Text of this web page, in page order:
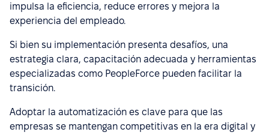
impulsa la eficiencia, reduce errores y mejora la
experiencia del empleado.
Si bien su implementación presenta desafíos, una
estrategia clara, capacitación adecuada y herramientas
especializadas como PeopleForce pueden facilitar la
transición.
Adoptar la automatización es clave para que las
empresas se mantengan competitivas en la era digital y